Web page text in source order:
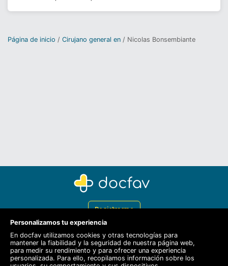
Página de inicio Cirujano general en Nicolas Bonsembiante
Registrarme
Docfav
Recursos
Personalizamos tu experiencia
En docfav utilizamos cookies y otras tecnologías para
mantener la fiabilidad y la seguridad de nuestra página web,
para medir su rendimiento y para ofrecer una experiencia
personalizada. Para ello, recopilamos información sobre los